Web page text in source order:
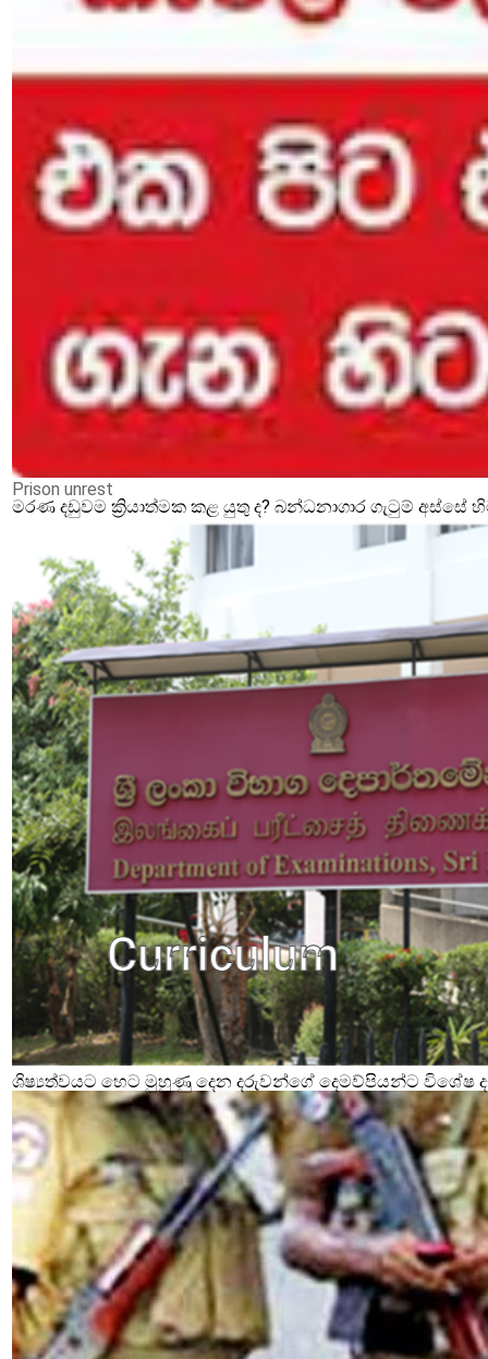
Prison unrest
මරණ දඩුවම ක්‍රියාත්මක කළ යුතු ද? බන්ධනාගාර ගැටුම්
ශිෂ්‍යත්වයට හෙට මුහුණු දෙන දරුවන්ගේ දෙමව්පියන්ට විශේෂ